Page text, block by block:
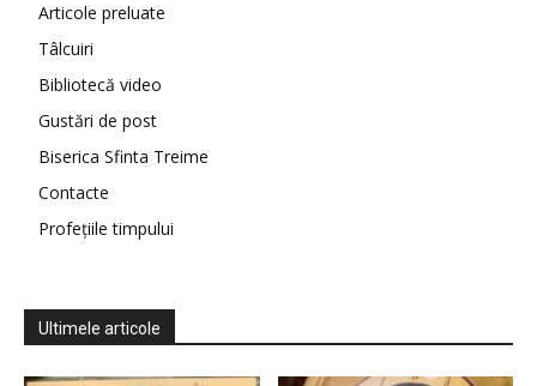
Articole preluate
Tâlcuiri
Bibliotecă video
Gustări de post
Biserica Sfinta Treime
Contacte
Profețiile timpului
Ultimele articole